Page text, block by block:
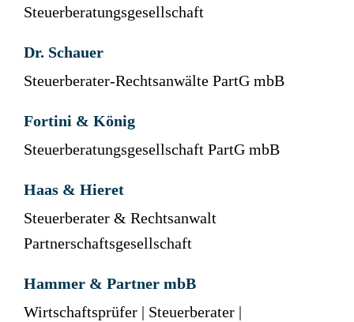
Steuerberatungsgesellschaft
Dr. Schauer
Steuerberater-Rechtsanwälte PartG mbB
Fortini & König
Steuerberatungsgesellschaft PartG mbB
Haas & Hieret
Steuerberater & Rechtsanwalt
Partnerschaftsgesellschaft
Hammer & Partner mbB
Wirtschaftsprüfer | Steuerberater |